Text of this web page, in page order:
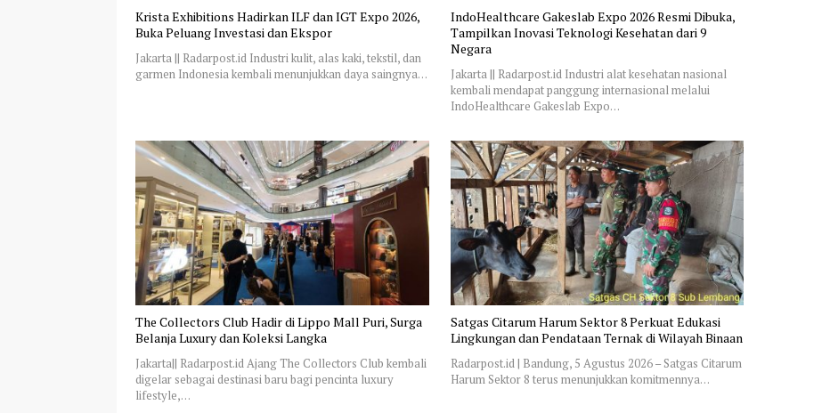
Krista Exhibitions Hadirkan ILF dan IGT Expo 2026,
Buka Peluang Investasi dan Ekspor
Jakarta || Radarpost.id Industri kulit, alas kaki, tekstil, dan
garmen Indonesia kembali menunjukkan daya saingnya…
IndoHealthcare Gakeslab Expo 2026 Resmi Dibuka,
Tampilkan Inovasi Teknologi Kesehatan dari 9
Negara
Jakarta || Radarpost.id Industri alat kesehatan nasional
kembali mendapat panggung internasional melalui
IndoHealthcare Gakeslab Expo…
The Collectors Club Hadir di Lippo Mall Puri, Surga
Belanja Luxury dan Koleksi Langka
Jakarta|| Radarpost.id Ajang The Collectors Club kembali
digelar sebagai destinasi baru bagi pencinta luxury
lifestyle,…
Satgas Citarum Harum Sektor 8 Perkuat Edukasi
Lingkungan dan Pendataan Ternak di Wilayah Binaan
Radarpost.id | Bandung, 5 Agustus 2026 – Satgas Citarum
Harum Sektor 8 terus menunjukkan komitmennya…